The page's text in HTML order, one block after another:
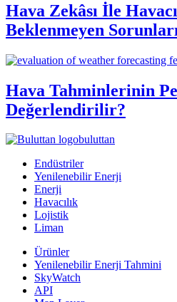
Hava Zekâsı İle
Beklenmeyen
Hava Tahminlerinin
Değerlendirilir?
buluttan
Endüstriler
Yenilenebilir Enerji
Enerji
Havacılık
Lojistik
Liman
Ürünler
Yenilenebilir Enerji Tahmini
SkyWatch
API